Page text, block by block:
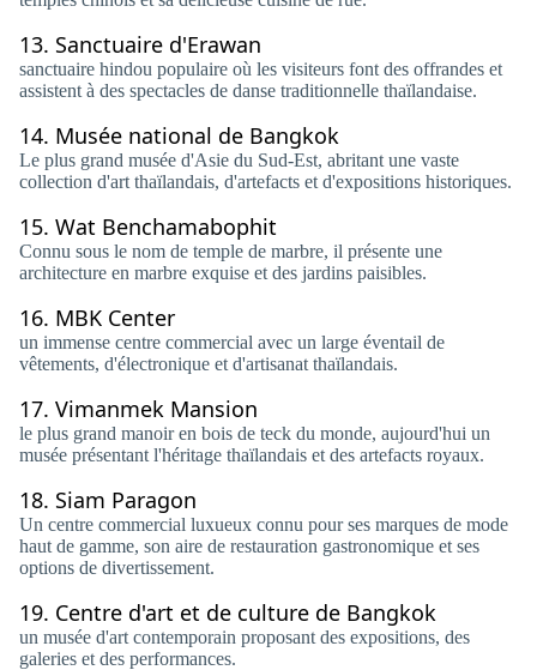
13. Sanctuaire d'Erawan
sanctuaire hindou populaire où les visiteurs font des offrandes et
assistent à des spectacles de danse traditionnelle thaïlandaise.
14. Musée national de Bangkok
Le plus grand musée d'Asie du Sud-Est, abritant une vaste
collection d'art thaïlandais, d'artefacts et d'expositions historiques.
15. Wat Benchamabophit
Connu sous le nom de temple de marbre, il présente une
architecture en marbre exquise et des jardins paisibles.
16. MBK Center
un immense centre commercial avec un large éventail de
vêtements, d'électronique et d'artisanat thaïlandais.
17. Vimanmek Mansion
le plus grand manoir en bois de teck du monde, aujourd'hui un
musée présentant l'héritage thaïlandais et des artefacts royaux.
18. Siam Paragon
Un centre commercial luxueux connu pour ses marques de mode
haut de gamme, son aire de restauration gastronomique et ses
options de divertissement.
19. Centre d'art et de culture de Bangkok
un musée d'art contemporain proposant des expositions, des
galeries et des performances.